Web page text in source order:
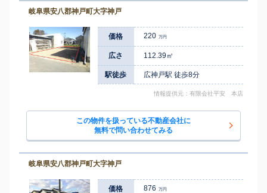
岐阜県安八郡神戸町大字神戸
価格 220 万円
広さ 112.39㎡
駅徒歩 広神戸駅 徒歩8分
情報提供元：有限会社平安 本店
この物件を扱っている不動産会社に
無料で問い合わせてみる
岐阜県安八郡神戸町大字神戸
価格 876 万円